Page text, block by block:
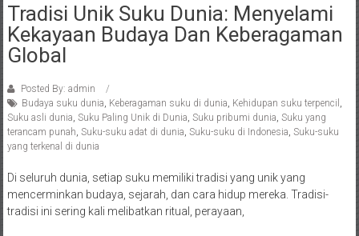
Tradisi Unik Suku Dunia: Menyelami
Kekayaan Budaya Dan Keberagaman
Global
Posted By: admin
Budaya suku dunia Keberagaman suku di dunia Kehidupan suku terpencil
Suku asli dunia Suku Paling Unik di Dunia Suku pribumi dunia Suku yang
terancam punah Suku-suku adat di dunia Suku-suku di Indonesia Suku-suku
yang terkenal di dunia
Di seluruh dunia, setiap suku memiliki tradisi yang unik yang
mencerminkan budaya, sejarah, dan cara hidup mereka. Tradisi-
tradisi ini sering kali melibatkan ritual, perayaan,